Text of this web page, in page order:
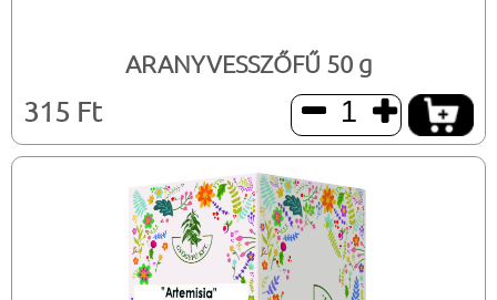
ARANYVESSZŐFŰ 50 g
315 Ft  